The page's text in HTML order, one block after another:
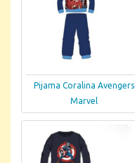
Pijama Coralina Avengers
Marvel